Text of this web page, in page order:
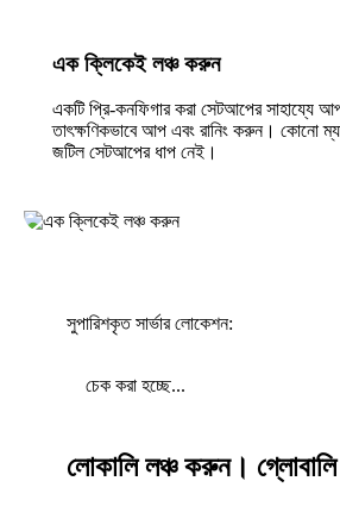
এক ক্লিকেই লঞ্চ করুন
একটি প্রি-কনফিগার করা সেটআপের সাহায্যে
তাৎক্ষণিকভাবে আপ এবং রানিং করুন। কোনো
জটিল সেটআপের ধাপ নেই।
সুপারিশকৃত সার্ভার লোকেশন:
চেক করা হচ্ছে...
লোকালি লঞ্চ করুন।